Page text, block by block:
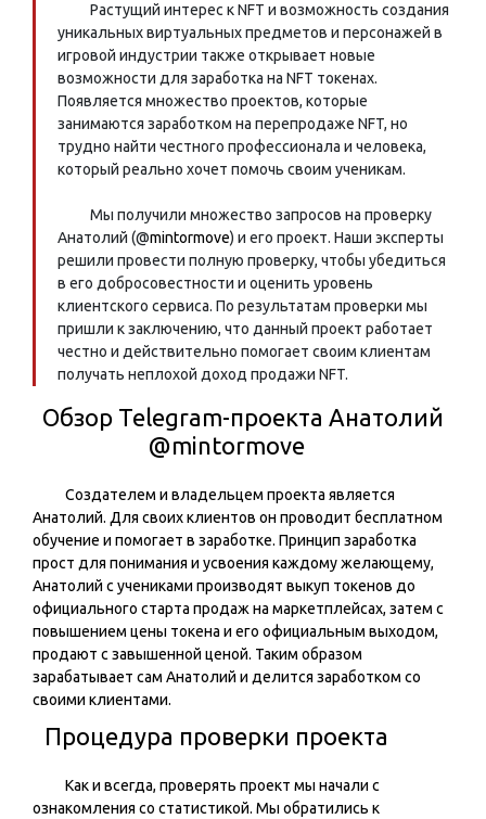
Растущий интерес к NFT и возможность создания
уникальных виртуальных предметов и персонажей в
игровой индустрии также открывает новые
возможности для заработка на NFT токенах.
Появляется множество проектов, которые
занимаются заработком на перепродаже NFT, но
трудно найти честного профессионала и человека,
который реально хочет помочь своим ученикам.
Мы получили множество запросов на проверку
Анатолий (@mintormove) и его проект. Наши эксперты
решили провести полную проверку, чтобы убедиться
в его добросовестности и оценить уровень
клиентского сервиса. По результатам проверки мы
пришли к заключению, что данный проект работает
честно и действительно помогает своим клиентам
получать неплохой доход продажи NFT.
Обзор Telegram-проекта Анатолий
@mintormove
Создателем и владельцем проекта является
Анатолий. Для своих клиентов он проводит бесплатном
обучение и помогает в заработке. Принцип заработка
прост для понимания и усвоения каждому желающему,
Анатолий с учениками производят выкуп токенов до
официального старта продаж на маркетплейсах, затем с
повышением цены токена и его официальным выходом,
продают с завышенной ценой. Таким образом
зарабатывает сам Анатолий и делится заработком со
своими клиентами.
Процедура проверки проекта
Как и всегда, проверять проект мы начали с
ознакомления со статистикой. Мы обратились к